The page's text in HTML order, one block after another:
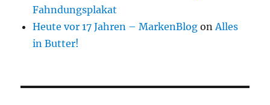
Fahndungsplakat
Heute vor 17 Jahren – MarkenBlog onAlles
in Butter!